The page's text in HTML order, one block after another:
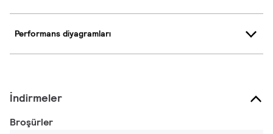
Performans diyagramları
İndirmeler
Broşürler